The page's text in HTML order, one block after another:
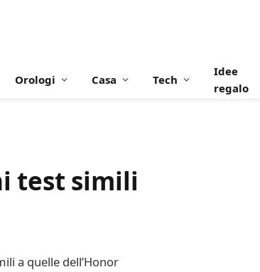
Orologi Casa Tech
Idee
regalo
test simili
a quelle dell’Honor